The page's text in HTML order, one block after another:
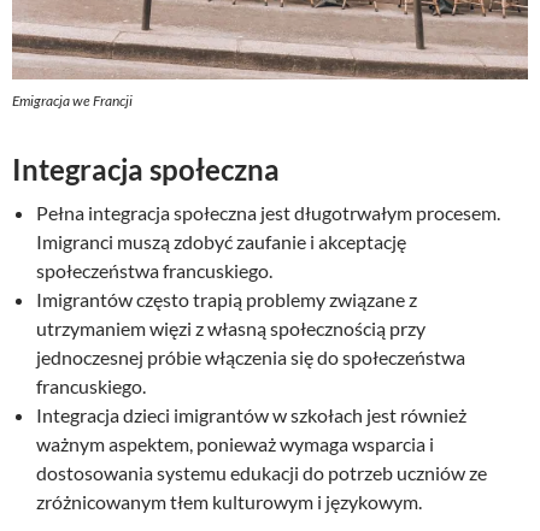
Emigracja we Francji
Integracja społeczna
Pełna integracja społeczna jest długotrwałym procesem.
Imigranci muszą zdobyć zaufanie i akceptację
społeczeństwa francuskiego.
Imigrantów często trapią problemy związane z
utrzymaniem więzi z własną społecznością przy
jednoczesnej próbie włączenia się do społeczeństwa
francuskiego.
Integracja dzieci imigrantów w szkołach jest również
ważnym aspektem, ponieważ wymaga wsparcia i
dostosowania systemu edukacji do potrzeb uczniów ze
zróżnicowanym tłem kulturowym i językowym.